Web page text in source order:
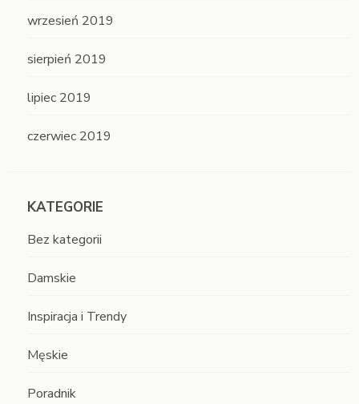
wrzesień 2019
sierpień 2019
lipiec 2019
czerwiec 2019
KATEGORIE
Bez kategorii
Damskie
Inspiracja i Trendy
Męskie
Poradnik